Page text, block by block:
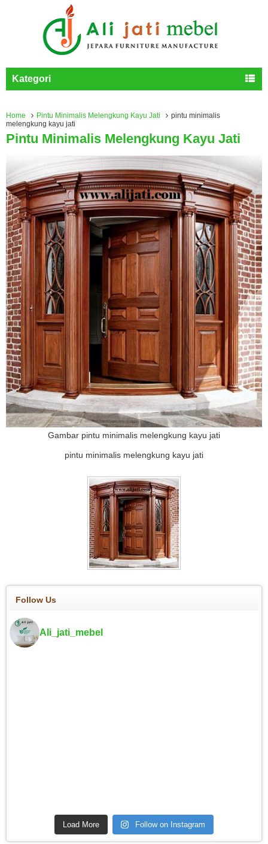
Kategori
Home Pintu Minimalis Melengkung Kayu Jati
pintu minimalis
melengkung kayu jati
Pintu Minimalis Melengkung Kayu Jati
Gambar pintu minimalis melengkung kayu jati
pintu minimalis melengkung kayu jati
Follow Us
Ali_jati_mebel
Load More Follow on Instagram